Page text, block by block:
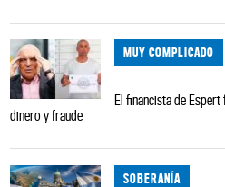
MUY COMPLICADO
El financista de
dinero y fraude
SOBERANÍA